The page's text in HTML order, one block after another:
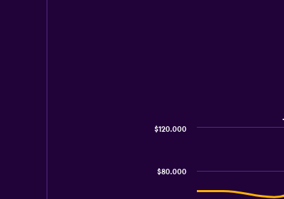
$80.000
$120.000